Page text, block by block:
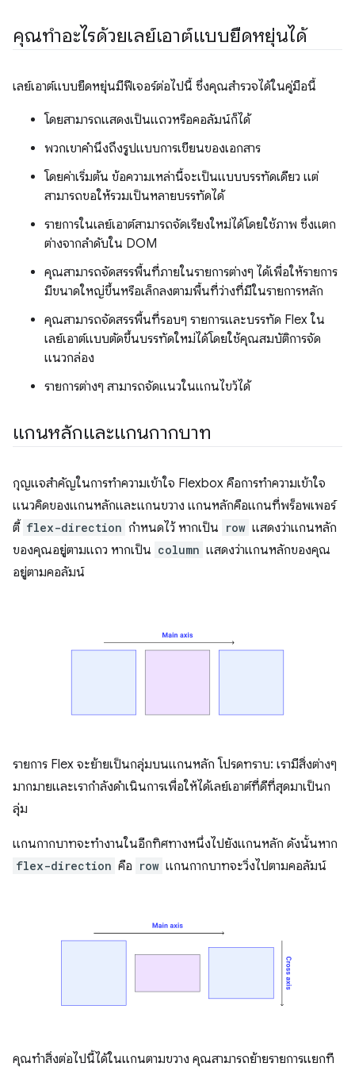
คุณทําอะไรด้วยเลย์เอาต์แบบยืดหยุ่นได้
เลย์เอาต์แบบยืดหยุ่นมีฟีเจอร์ต่อไปนี้ ซึ่งคุณสำรวจได้ในคู่มือนี้
โดยสามารถแสดงเป็นแถวหรือคอลัมน์ก็ได้
พวกเขาคำนึงถึงรูปแบบการเขียนของเอกสาร
โดยค่าเริ่มต้น ข้อความเหล่านี้จะเป็นแบบบรรทัดเดียว แต่
สามารถขอให้รวมเป็นหลายบรรทัดได้
รายการในเลย์เอาต์สามารถจัดเรียงใหม่ได้โดยใช้ภาพ ซึ่งแตก
ต่างจากลำดับใน DOM
คุณสามารถจัดสรรพื้นที่ภายในรายการต่างๆ ได้เพื่อให้รายการ
มีขนาดใหญ่ขึ้นหรือเล็กลงตามพื้นที่ว่างที่มีในรายการหลัก
คุณสามารถจัดสรรพื้นที่รอบๆ รายการและบรรทัด Flex ใน
เลย์เอาต์แบบตัดขึ้นบรรทัดใหม่ได้โดยใช้คุณสมบัติการจัด
แนวกล่อง
รายการต่างๆ สามารถจัดแนวในแกนไขว้ได้
แกนหลักและแกนกากบาท
กุญแจสำคัญในการทำความเข้าใจ Flexbox คือการทำความเข้าใจ
แนวคิดของแกนหลักและแกนขวาง แกนหลักคือแกนที่พร็อพเพอร์
ตี้ flex-direction กำหนดไว้ หากเป็น row แสดงว่าแกนหลัก
ของคุณอยู่ตามแถว หากเป็น column แสดงว่าแกนหลักของคุณ
อยู่ตามคอลัมน์
รายการ Flex จะย้ายเป็นกลุ่มบนแกนหลัก โปรดทราบ: เรามีสิ่งต่างๆ
มากมายและเรากำลังดำเนินการเพื่อให้ได้เลย์เอาต์ที่ดีที่สุดมาเป็นก
ลุ่ม
แกนกากบาทจะทำงานในอีกทิศทางหนึ่งไปยังแกนหลัก ดังนั้นหาก
flex-direction คือ row แกนกากบาทจะวิ่งไปตามคอลัมน์
คุณทําสิ่งต่อไปนี้ได้ในแกนตามขวาง คุณสามารถย้ายรายการแยกที